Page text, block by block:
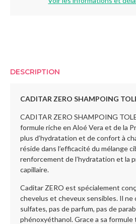
DESCRIPTION
CADITAR ZERO SHAMPOING
CADITAR ZERO SHAMPOING
formule riche en Aloé Vera et de la
plus d’hydratation et de confort à
réside dans l’efficacité du mélange
renforcement de l’hydratation et la
capillaire.
Caditar ZERO est spécialement
chevelus et cheveux sensibles. Il
sulfates, pas de parfum, pas de
phénoxyéthanol. Grace a sa